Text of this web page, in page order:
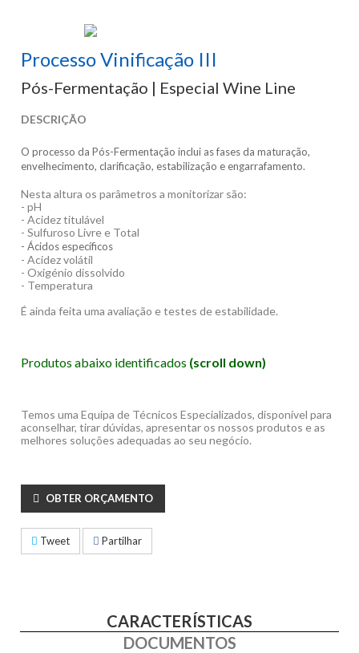
Processo Vinificação III
Pós-Fermentação | Especial Wine Line
DESCRIÇÃO
O processo da Pós-Fermentação inclui as fases da maturação,
envelhecimento, clarificação, estabilização e engarrafamento.
Nesta altura os parâmetros a monitorizar são:
- pH
- Acidez titulável
- Sulfuroso Livre e Total
- Ácidos específicos
- Acidez volátil
- Oxigénio dissolvido
- Temperatura
É ainda feita uma avaliação e testes de estabilidade.
Produtos abaixo identificados (scroll down)
Temos uma Equipa de Técnicos Especializados, disponível para
aconselhar, tirar dúvidas, apresentar os nossos produtos e as
melhores soluções adequadas ao seu negócio.
OBTER ORÇAMENTO
Tweet Partilhar
CARACTERÍSTICAS
DOCUMENTOS